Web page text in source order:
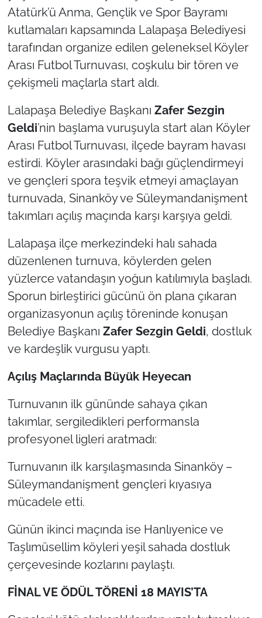
Atatürk’ü Anma, Gençlik ve Spor Bayramı
kutlamaları kapsamında Lalapaşa Belediyesi
tarafından organize edilen geleneksel Köyler
Arası Futbol Turnuvası, coşkulu bir tören ve
çekişmeli maçlarla start aldı.
Lalapaşa Belediye Başkanı Zafer Sezgin
Geldi’nin başlama vuruşuyla start alan Köyler
Arası Futbol Turnuvası, ilçede bayram havası
estirdi. Köyler arasındaki bağı güçlendirmeyi
ve gençleri spora teşvik etmeyi amaçlayan
turnuvada, Sinanköy ve Süleymandanişment
takımları açılış maçında karşı karşıya geldi.
Lalapaşa ilçe merkezindeki halı sahada
düzenlenen turnuva, köylerden gelen
yüzlerce vatandaşın yoğun katılımıyla başladı.
Sporun birleştirici gücünü ön plana çıkaran
organizasyonun açılış töreninde konuşan
Belediye Başkanı Zafer Sezgin Geldi, dostluk
ve kardeşlik vurgusu yaptı.
Açılış Maçlarında Büyük Heyecan
Turnuvanın ilk gününde sahaya çıkan
takımlar, sergiledikleri performansla
profesyonel ligleri aratmadı:
Turnuvanın ilk karşılaşmasında Sinanköy –
Süleymandanişment gençleri kıyasıya
mücadele etti.
Günün ikinci maçında ise Hanlıyenice ve
Taşlımüsellim köyleri yeşil sahada dostluk
çerçevesinde kozlarını paylaştı.
FİNAL VE ÖDÜL TÖRENİ 18 MAYIS’TA
Flaş Haber
Dış Haberler
Magazin
Bilim Teknoloji
English News
Canlı Maç
Finans
Genel-A
Gündem-Eğitim